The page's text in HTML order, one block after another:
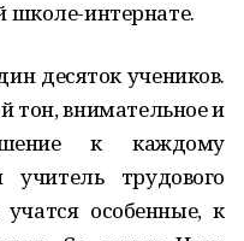
школе-интернате.
десяток учеников.
тон, внимательное и
к каждому
трудового
особенные, к